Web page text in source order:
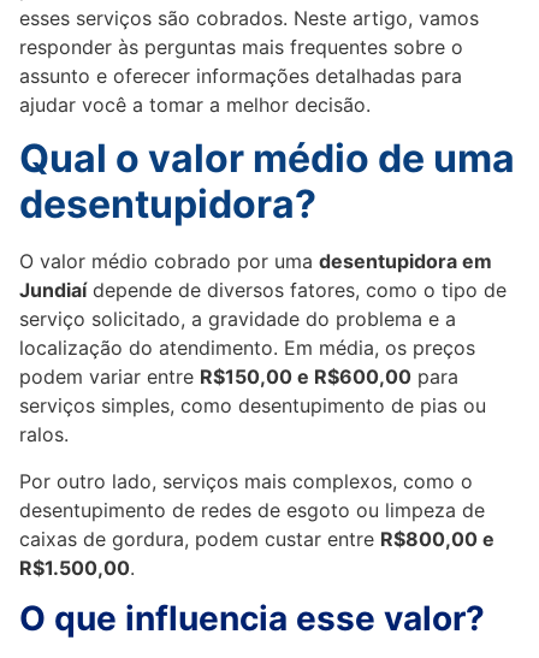
esses serviços são cobrados. Neste artigo, vamos
responder às perguntas mais frequentes sobre o
assunto e oferecer informações detalhadas para
ajudar você a tomar a melhor decisão.
Qual o valor médio de uma
desentupidora?
O valor médio cobrado por uma desentupidora em
Jundiaídepende de diversos fatores, como o tipo de
serviço solicitado, a gravidade do problema e a
localização do atendimento. Em média, os preços
podem variar entre R$150,00 e R$600,00 para
serviços simples, como desentupimento de pias ou
ralos.
Por outro lado, serviços mais complexos, como o
desentupimento de redes de esgoto ou limpeza de
caixas de gordura, podem custar entre R$800,00 e
R$1.500,00.
O que influencia esse valor?